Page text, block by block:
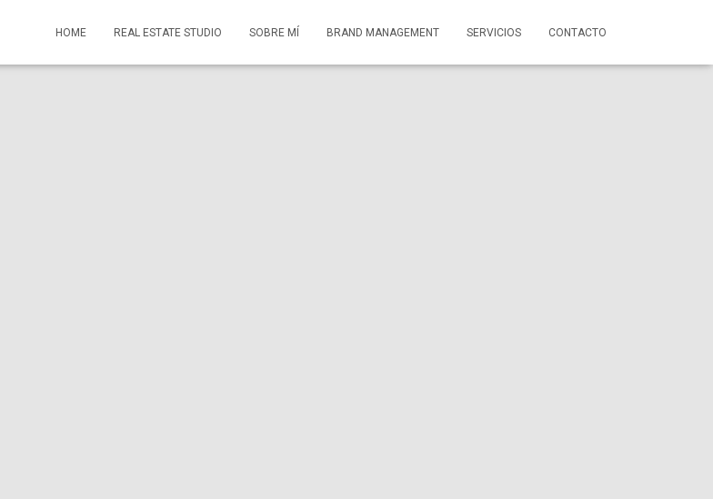
HOME REAL ESTATE STUDIO SOBRE MÍ BRAND MANAGEMENT SERVICIOS CONTACTO